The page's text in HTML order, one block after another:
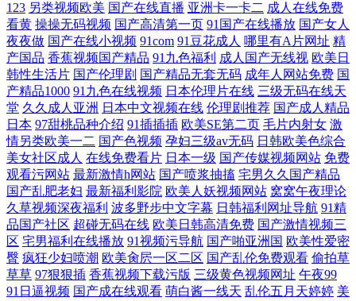
123 另类视频欧美 国产在线直播 亚洲卡一卡二 成人在线免费
看黄 操操无码视频 国产高清第一页 91国产在线播放 国产女人
夜夜做 国产在线小视频 91com 91豆花成人 哪里有A片网址 精
产国品 香蕉视频国产精品 91九色福利 成人国产无线视 欧美日
韩性生活片 国产伦理剧 国产精品无套无码 成年人网站免费 国
产精品1000 91九色在线视频 日本伦理片在线 三级无码在线天
堂 久久成人亚洲 日本中文视频在线 伦理剧推荐 国产成人精品
日本 97甜桃品种介绍 91插插插 欧美SE第二页 毛片内射女 激
情另类欧美一二 国产色视频 孕妇三级av无码 日韩欧美色综合
美女社区成人 在线免费看片 日本一级 国产传媒视频网站 免费
观看污网站 最新激情h网站 国产喷浆抽搐 宅男久久国产精品
国产乱肥老妇 最新福利影院 欧美人妖视频网站 窝窝午夜理论
久草视频深夜福利 波多野步中文字幕 日韩福利网址导航 91精
品国产社区 超碰无码在线 欧美日韩高清免费 国产激情视频三
区 宅男福利在线播放 91视频污导航 国产啪亚洲国 欧美性爱密
臀 疯狂少妇喷潮 欧美肏屄一区二区 国产乱伦免费观看 偷拍草
草草 97狠狠插 香蕉视频下载污版 三级黄色视频网址 午夜99
91日逼视频 国产成在线观看 萌白酱一线天 乱伦五月天婷婷 美